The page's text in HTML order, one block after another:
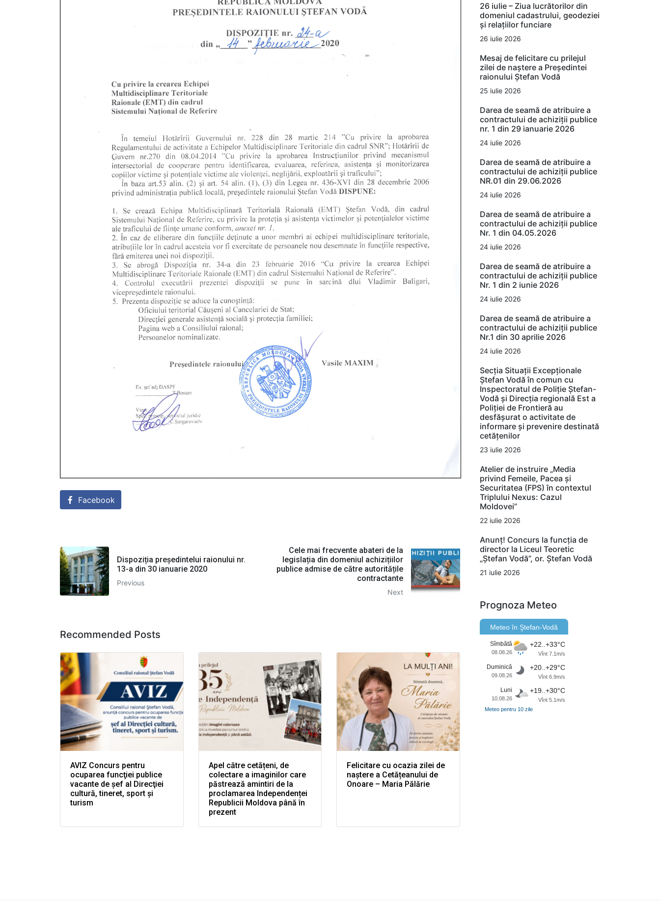
Facebook
Dispoziția președintelui raionului nr.
13-a din 30 ianuarie 2020
Previous
Cele mai frecvente abateri de la
legislația din domeniul achizițiilor
publice admise de către autoritățile
contractante
Next
Recommended Posts
AVIZ Concurs pentru
ocuparea funcţiei publice
vacante de şef al Direcţiei
cultură, tineret, sport şi
turism
Apel către cetățeni, de
colectare a imaginilor care
păstrează amintiri de la
proclamarea Independenței
Republicii Moldova până în
prezent
Felicitare cu ocazia zilei de
naștere a Cetățeanului de
Onoare – Maria Pălărie
26 iulie – Ziua lucrătorilor din
domeniul cadastrului, geodeziei
și relațiilor funciare
26 iulie 2026
Mesaj de felicitare cu prilejul
zilei de naștere a Președintei
raionului Ștefan Vodă
25 iulie 2026
Darea de seamă de atribuire a
contractului de achiziții publice
nr. 1 din 29 ianuarie 2026
24 iulie 2026
Darea de seamă de atribuire a
contractului de achiziții publice
NR.01 din 29.06.2026
24 iulie 2026
Darea de seamă de atribuire a
contractului de achiziții publice
Nr. 1 din 04.05.2026
24 iulie 2026
Darea de seamă de atribuire a
contractului de achiziții publice
Nr. 1 din 2 iunie 2026
24 iulie 2026
Darea de seamă de atribuire a
contractului de achiziții publice
Nr.1 din 30 aprilie 2026
24 iulie 2026
Secția Situații Excepționale
Ștefan Vodă în comun cu
Inspectoratul de Poliție Ștefan-
Vodă și Direcția regională Est a
Poliției de Frontieră au
desfășurat o activitate de
informare și prevenire destinată
cetățenilor
23 iulie 2026
Atelier de instruire „Media
privind Femeile, Pacea și
Securitatea (FPS) în contextul
Triplului Nexus: Cazul
Moldovei”
22 iulie 2026
Anunț! Concurs la funcția de
director la Liceul Teoretic
„Ștefan Vodă”, or. Ștefan Vodă
21 iulie 2026
Prognoza Meteo
Meteo în Ştefan-Vodă
Sîmbătă
08.08.26
+22..+33°C
Vînt 7.1m/s
Duminică
09.08.26
+20..+29°C
Vînt 6.9m/s
Luni
10.08.26
+19..+30°C
Vînt 5.1m/s
Meteo pentru 10 zile